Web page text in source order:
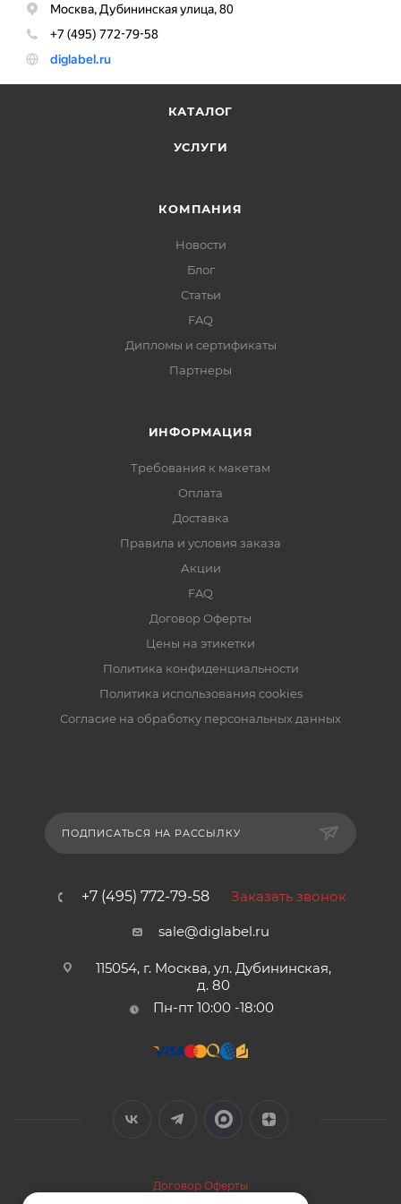
КАТАЛОГ
УСЛУГИ
КОМПАНИЯ
Новости
Блог
Статьи
FAQ
Дипломы и сертификаты
Партнеры
ИНФОРМАЦИЯ
Требования к макетам
Оплата
Доставка
Правила и условия заказа
Акции
FAQ
Договор Оферты
Цены на этикетки
Политика конфиденциальности
Политика использования cookies
Согласие на обработку персональных данных
ПОДПИСАТЬСЯ НА РАССЫЛКУ
+7 (495) 772-79-58 Заказать звонок
sale@diglabel.ru
115054, г. Москва, ул. Дубининская,
д. 80
Пн-пт 10:00 -18:00
Договор Оферты